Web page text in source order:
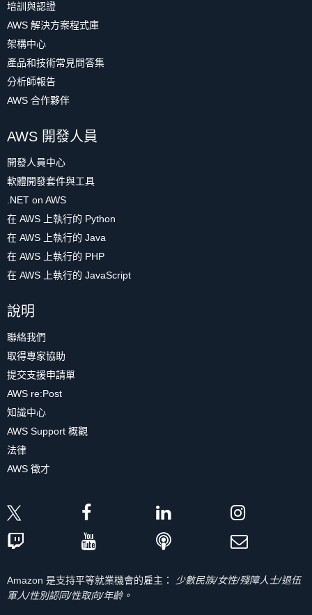
培訓與認證
AWS 解決方案程式庫
架構中心
產品和技術常見問答集
分析師報告
AWS 合作夥伴
AWS 開發人員
開發人員中心
軟體開發套件與工具
.NET on AWS
在 AWS 上執行的 Python
在 AWS 上執行的 Java
在 AWS 上執行的 PHP
在 AWS 上執行的 JavaScript
說明
聯絡我們
取得專家協助
提交支援申請單
AWS re:Post
知識中心
AWS Support 概觀
法律
AWS 徵才
Amazon 是支持平等就業機會的雇主：
少數民族/女性/殘障人士/退伍
軍人/性別認同/性取向/年齡。